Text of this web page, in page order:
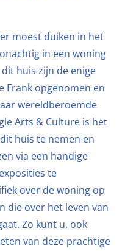
moest duiken in het
in een woning
huis zijn de enige
Frank opgenomen en
wereldberoemde
Arts & Culture is het
huis te nemen en
via een handige
te
over de woning op
die over het leven van
Zo kunt u, ook
van deze prachtige